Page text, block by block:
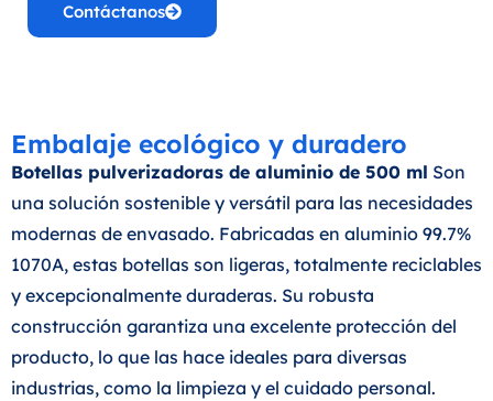
Contáctanos
Embalaje ecológico y duradero
Botellas pulverizadoras de aluminio de 500 ml Son
una solución sostenible y versátil para las necesidades
modernas de envasado. Fabricadas en aluminio 99.7%
1070A, estas botellas son ligeras, totalmente reciclables
y excepcionalmente duraderas. Su robusta
construcción garantiza una excelente protección del
producto, lo que las hace ideales para diversas
industrias, como la limpieza y el cuidado personal.